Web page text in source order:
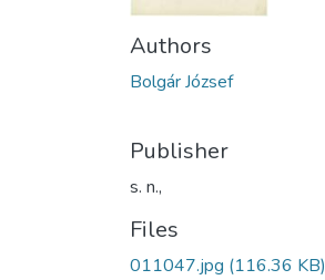
Authors
Bolgár József
Publisher
s. n.,
Files
011047.jpg (116.36 KB)